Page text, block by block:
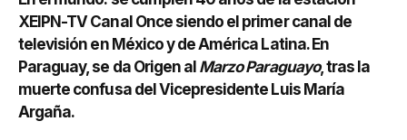
XEIPN-TV Canal Once siendo el primer canal de
televisión en México y de América Latina. En
Paraguay, se da Origen alMarzo Paraguayo, tras la
muerte confusa del Vicepresidente Luis María
Argaña.